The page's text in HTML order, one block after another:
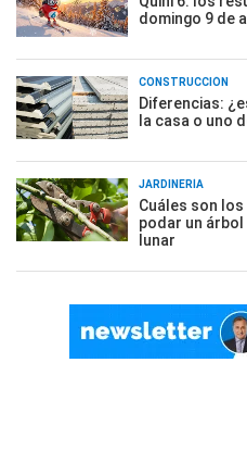
domingo 9 de
CONSTRUCCIÓN
Diferencias:
la casa o uno
JARDINERÍA
Cuáles son
podar un
lunar